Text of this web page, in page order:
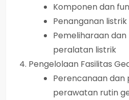
Komponen dan
Penanganan
Pemeliharaan
peralatan listrik
Pengelolaan Fasilitas
Perencanaan
perawatan rutin